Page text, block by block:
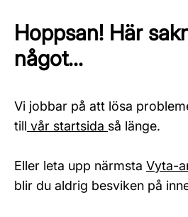
Hoppsan! Här
något...
Vi jobbar på att lösa
till vår startsida så länge.
Eller leta upp närmsta Vyta-
blir du aldrig besviken på